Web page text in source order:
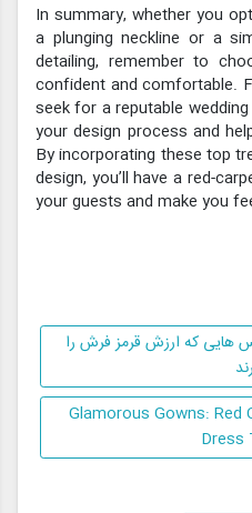
In summary, whether you
a plunging neckline or a
detailing, remember to
confident and comfortable.
seek for a reputable
your design process and
By incorporating these top
design, you’ll have a red-
your guests and make you
هایی که ارزش قرمز فرش را
# Glamorous Gowns:
Dress